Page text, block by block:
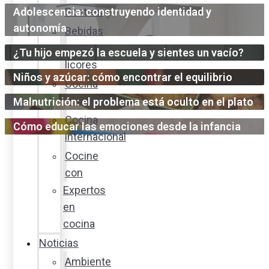
Postres
Bebidas
y
licores
Cocina
ecuatoriana
Cocina
internacional
Cocine
con
Expertos
en
cocina
Noticias
Ambiente
Adolescencia: construyendo identidad y
autonomía
¿Tu hijo empezó la escuela y sientes un vacío?
Niños y azúcar: cómo encontrar el equilibrio
Malnutrición: el problema está oculto en el plato
Cómo educar las emociones desde la infancia